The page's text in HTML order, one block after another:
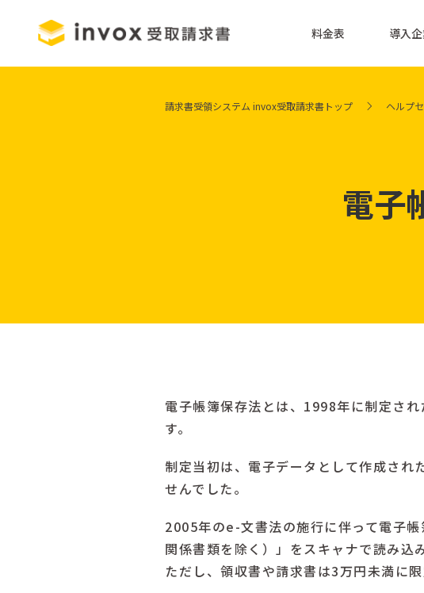
料金表 導入
電子
請求書受領システム invox受取請求書トップ ヘルプ
電子帳簿保存法とは、1998年に制定さ
す。
制定当初は、電子データとして作成され
せんでした。
2005年のe-文書法の施行に伴って電子
関係書類を除く）」をスキャナで読み込
ただし、領収書や請求書は3万円未満に